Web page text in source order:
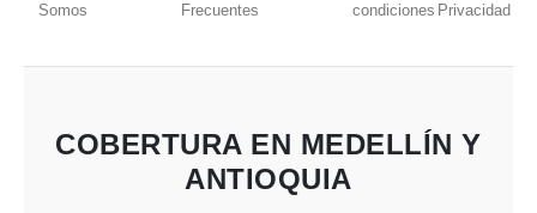
Somos
Frecuentes
condiciones Privacidad
COBERTURA EN MEDELLÍN Y
ANTIOQUIA